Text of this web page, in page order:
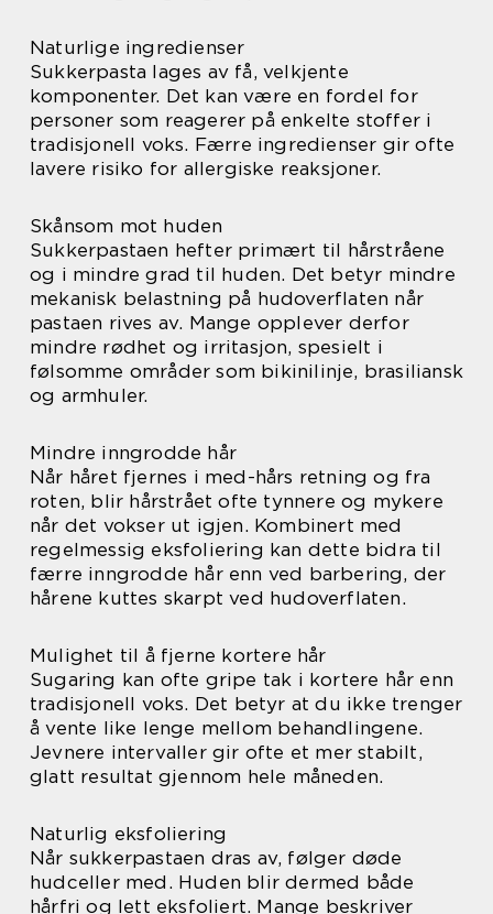
Naturlige ingredienser
Sukkerpasta lages av få, velkjente
komponenter. Det kan være en fordel for
personer som reagerer på enkelte stoffer i
tradisjonell voks. Færre ingredienser gir ofte
lavere risiko for allergiske reaksjoner.
Skånsom mot huden
Sukkerpastaen hefter primært til hårstråene
og i mindre grad til huden. Det betyr mindre
mekanisk belastning på hudoverflaten når
pastaen rives av. Mange opplever derfor
mindre rødhet og irritasjon, spesielt i
følsomme områder som bikinilinje, brasiliansk
og armhuler.
Mindre inngrodde hår
Når håret fjernes i med-hårs retning og fra
roten, blir hårstrået ofte tynnere og mykere
når det vokser ut igjen. Kombinert med
regelmessig eksfoliering kan dette bidra til
færre inngrodde hår enn ved barbering, der
hårene kuttes skarpt ved hudoverflaten.
Mulighet til å fjerne kortere hår
Sugaring kan ofte gripe tak i kortere hår enn
tradisjonell voks. Det betyr at du ikke trenger
å vente like lenge mellom behandlingene.
Jevnere intervaller gir ofte et mer stabilt,
glatt resultat gjennom hele måneden.
Naturlig eksfoliering
Når sukkerpastaen dras av, følger døde
hudceller med. Huden blir dermed både
hårfri og lett eksfoliert. Mange beskriver